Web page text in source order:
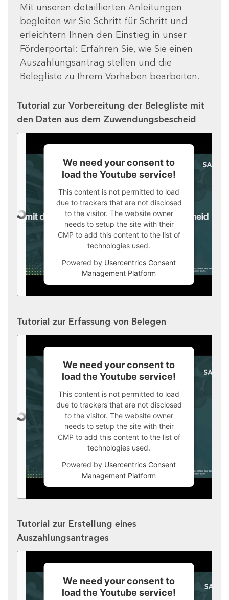
Mit unseren detaillierten Anleitungen
begleiten wir Sie Schritt für Schritt und
erleichtern Ihnen den Einstieg in unser
Förderportal: Erfahren Sie, wie Sie einen
Auszahlungsantrag stellen und die
Belegliste zu Ihrem Vorhaben bearbeiten.
Tutorial zur Vorbereitung der Belegliste mit
den Daten aus dem Zuwendungsbescheid
We need your consent to
load the Youtube service!
This content is not permitted to load
due to trackers that are not disclosed
to the visitor. The website owner
needs to setup the site with their
CMP to add this content to the list of
technologies used.
Powered by Usercentrics Consent
Management Platform
Tutorial zur Erfassung von Belegen
We need your consent to
load the Youtube service!
This content is not permitted to load
due to trackers that are not disclosed
to the visitor. The website owner
needs to setup the site with their
CMP to add this content to the list of
technologies used.
Powered by Usercentrics Consent
Management Platform
Tutorial zur Erstellung eines
Auszahlungsantrages
We need your consent to
load the Youtube service!